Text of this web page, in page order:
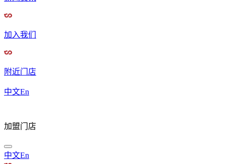
加入我们
附近门店
中文En
加盟门店
中文En